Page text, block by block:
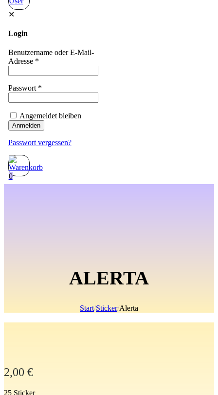
✕
Login
Benutzername oder E-Mail-
Adresse *
Passwort *
Angemeldet bleiben
Anmelden
Passwort vergessen?
0
ALERTA
Start/Sticker/Alerta
2,00 €
25 Sticker